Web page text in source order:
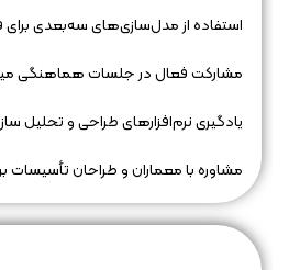
استفاده از مدل‌سازی‌های سه‌بعدی
مشارکت فعال در جلسات هماهنگی
یادگیری نرم‌افزارهای طراحی و تحلیل
مشاوره با معماران و طراحان تأسیسات